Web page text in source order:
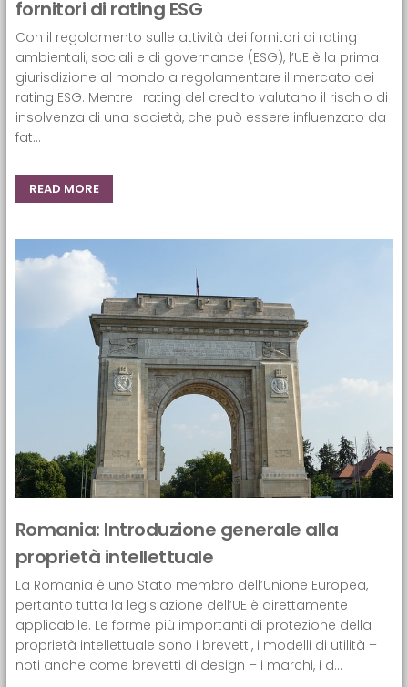
fornitori di rating ESG
Con il regolamento sulle attività dei fornitori di rating
ambientali, sociali e di governance (ESG), l’UE è la prima
giurisdizione al mondo a regolamentare il mercato dei
rating ESG. Mentre i rating del credito valutano il rischio di
insolvenza di una società, che può essere influenzato da
fat...
READ MORE
Romania: Introduzione generale alla
proprietà intellettuale
La Romania è uno Stato membro dell’Unione Europea,
pertanto tutta la legislazione dell’UE è direttamente
applicabile. Le forme più importanti di protezione della
proprietà intellettuale sono i brevetti, i modelli di utilità –
noti anche come brevetti di design – i marchi, i d...